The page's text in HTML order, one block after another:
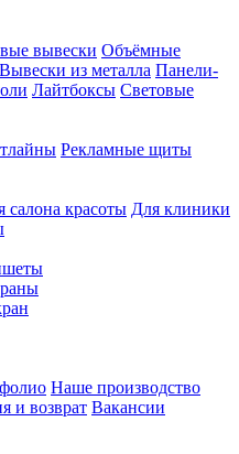
вывески Объёмные
Вывески из металла Панели-
Лайтбоксы Световые
Рекламные щиты
салона красоты Для клиники
Наше производство
и возврат Вакансии